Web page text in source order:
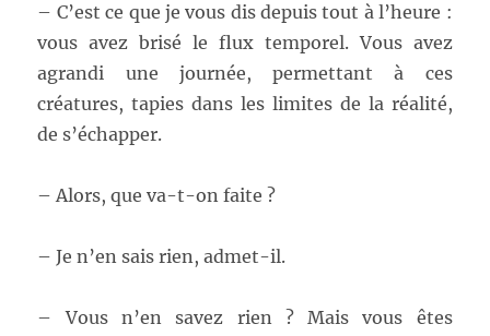
– C’est ce que je vous dis depuis tout à l’heure :
vous avez brisé le flux temporel. Vous avez
agrandi une journée, permettant à ces
créatures, tapies dans les limites de la réalité,
de s’échapper.
– Alors, que va-t-on faite ?
– Je n’en sais rien, admet-il.
– Vous n’en savez rien ? Mais vous êtes